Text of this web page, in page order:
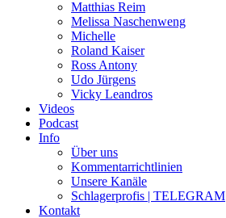
Matthias Reim
Melissa Naschenweng
Michelle
Roland Kaiser
Ross Antony
Udo Jürgens
Vicky Leandros
Videos
Podcast
Info
Über uns
Kommentarrichtlinien
Unsere Kanäle
Schlagerprofis | TELEGRAM
Kontakt